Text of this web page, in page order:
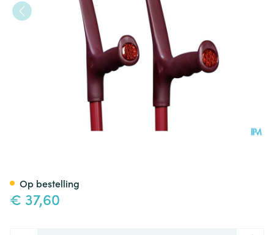
€ 37,60
Op bestelling